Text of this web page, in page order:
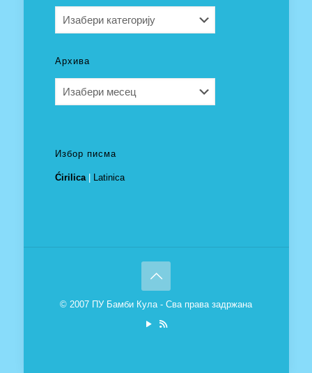
Архива
Избор писма
Ćirilica| Latinica
© 2007 ПУ Бамби Кула - Сва права задржана